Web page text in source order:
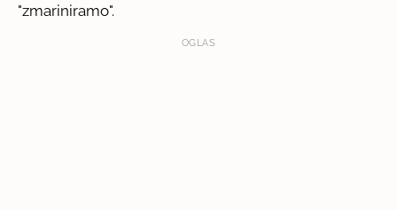
"zmariniramo".
OGLAS